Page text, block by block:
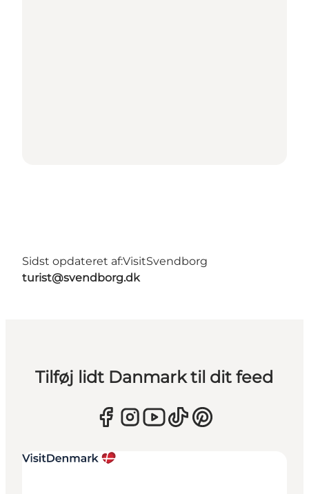
Sidst opdateret af:VisitSvendborg
turist@svendborg.dk
Tilføj lidt Danmark til dit feed